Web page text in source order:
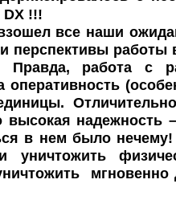
DX !!!
все наши
перспективы работы
работа с
оперативность
высокая
в нем было
уничтожить
мгновенно